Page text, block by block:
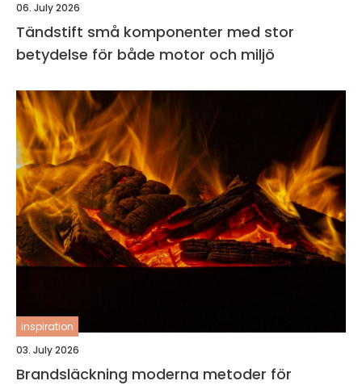
06. July 2026
Tändstift små komponenter med stor
betydelse för både motor och miljö
inspiration
03. July 2026
Brandsläckning moderna metoder för